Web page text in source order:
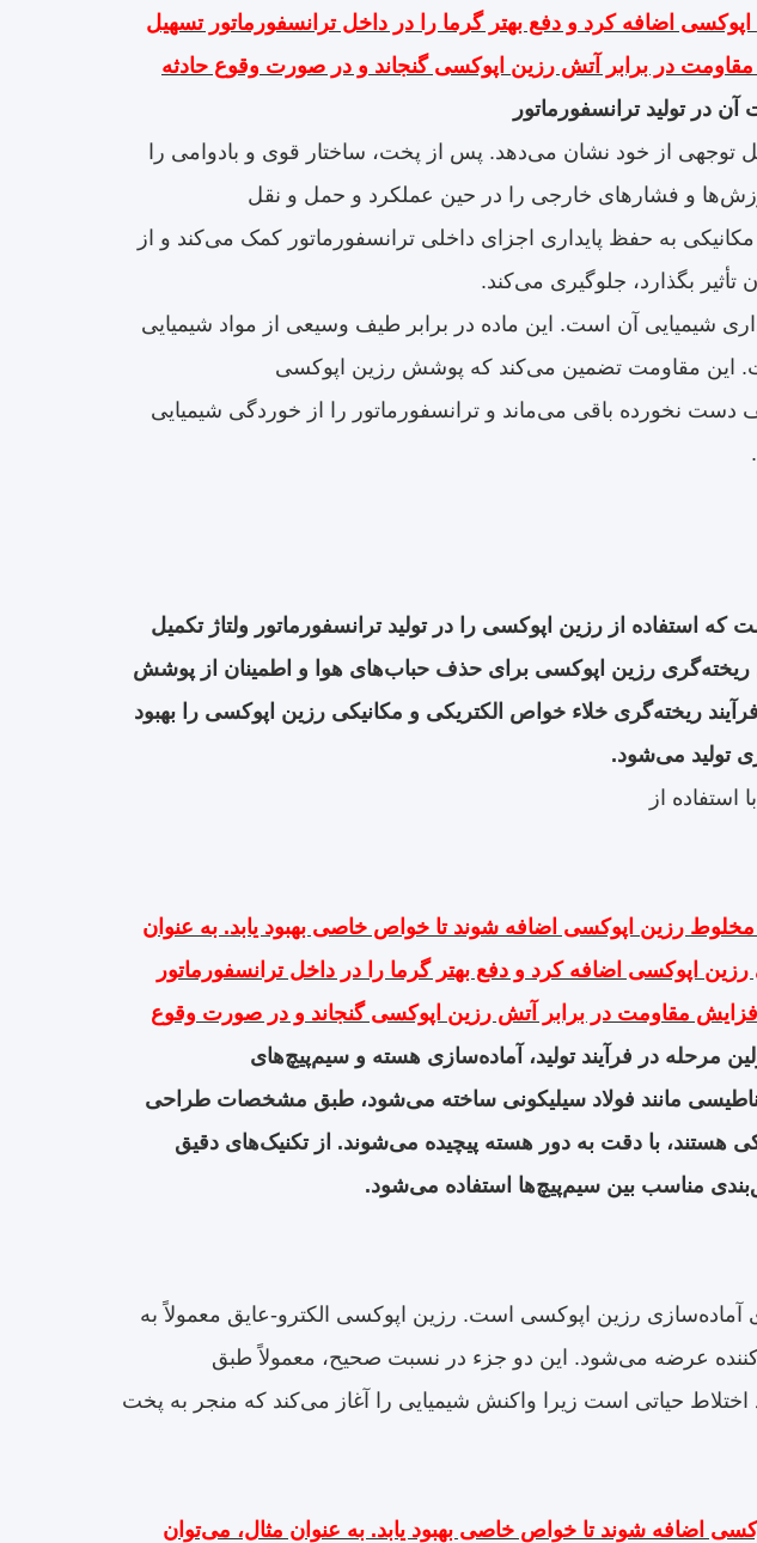
اضافه کرد و دفع بهتر گرما را در داخل ترانسفورماتور تسهیل
مقاومت در برابر آتش رزین اپوکسی گنجاند و در صورت وقوع حادثه
آن در تولید ترانسفورماتور
توجهی از خود نشان می‌دهد. پس از پخت، ساختار قوی و بادوامی را
و فشارهای خارجی را در حین عملکرد و حمل و نقل
به حفظ پایداری اجزای داخلی ترانسفورماتور کمک می‌کند و از
تأثیر بگذارد، جلوگیری می‌کند.
شیمیایی آن است. این ماده در برابر طیف وسیعی از مواد شیمیایی
است. این مقاومت تضمین می‌کند که پوشش رزین اپوکسی
دست نخورده باقی می‌ماند و ترانسفورماتور را از خوردگی شیمیایی
استفاده از رزین اپوکسی را در تولید ترانسفورماتور ولتاژ تکمیل
ریخته‌گری رزین اپوکسی برای حذف حباب‌های هوا و اطمینان از پوشش
ریخته‌گری خلاء خواص الکتریکی و مکانیکی رزین اپوکسی را بهبود
تولید می‌شود.
استفاده از
رزین اپوکسی اضافه شوند تا خواص خاصی بهبود یابد. به عنوان
اپوکسی اضافه کرد و دفع بهتر گرما را در داخل ترانسفورماتور
مقاومت در برابر آتش رزین اپوکسی گنجاند و در صورت وقوع
مرحله در فرآیند تولید، آماده‌سازی هسته و سیم‌پیچ‌های
مانند فولاد سیلیکونی ساخته می‌شود، طبق مشخصات طراحی
هستند، با دقت به دور هسته پیچیده می‌شوند. از تکنیک‌های دقیق
مناسب بین سیم‌پیچ‌ها استفاده می‌شود.
رزین اپوکسی است. رزین اپوکسی الکترو-عایق معمولاً به
عرضه می‌شود. این دو جزء در نسبت صحیح، معمولاً طبق
حیاتی است زیرا واکنش شیمیایی را آغاز می‌کند که منجر به پخت
اضافه شوند تا خواص خاصی بهبود یابد. به عنوان مثال، می‌توان